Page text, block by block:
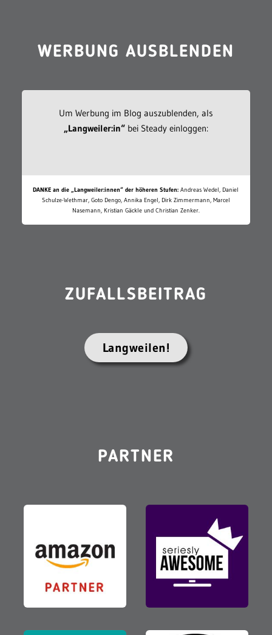
WERBUNG AUSBLENDEN
Um Werbung im Blog auszublenden, als
„Langweiler:in“bei Steady einloggen:
DANKE an die „Langweiler:innen“ der höheren Stufen: Andreas Wedel, Daniel
Schulze-Wethmar, Goto Dengo, Annika Engel, Dirk Zimmermann, Marcel
Nasemann, Kristian Gäckle und Christian Zenker.
ZUFALLSBEITRAG
Langweilen!
PARTNER